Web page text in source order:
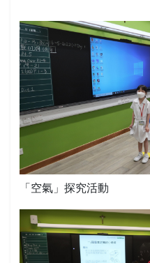
「空氣」探究活動